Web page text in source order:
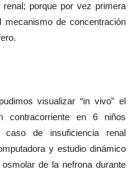
porque por vez primera
mecanismo de concentración
visualizar “in vivo” el
contracorriente en 6 niños
de insuficiencia renal
y estudio dinámico
de la nefrona durante